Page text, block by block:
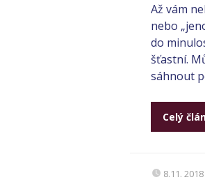
Až vám
nebo
do
šťastní.
sáhnout
Celý
8.11. 2018